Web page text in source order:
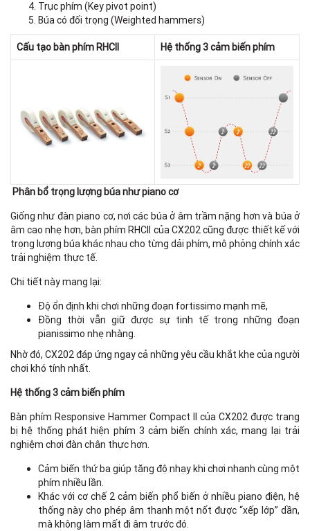
Trục phím (Key pivot point)
Búa có đối trọng (Weighted hammers)
Cấu tạo bàn phím RHCII Hệ thống 3 cảm biến phím
Phân bổ trọng lượng búa như piano cơ
Giống như đàn piano cơ, nơi các búa ở âm trầm nặng hơn và búa ở
âm cao nhẹ hơn, bàn phím RHCII của CX202 cũng được thiết kế với
trọng lượng búa khác nhau cho từng dải phím, mô phỏng chính xác
trải nghiệm thực tế.
Chi tiết này mang lại:
Độ ổn định khi chơi những đoạn fortissimo mạnh mẽ,
Đồng thời vẫn giữ được sự tinh tế trong những đoạn
pianissimo nhẹ nhàng.
Nhờ đó, CX202 đáp ứng ngay cả những yêu cầu khắt khe của người
chơi khó tính nhất.
Hệ thống 3 cảm biến phím
Bàn phím Responsive Hammer Compact II của CX202 được trang
bị hệ thống phát hiện phím 3 cảm biến chính xác, mang lại trải
nghiệm chơi đàn chân thực hơn.
Cảm biến thứ ba giúp tăng độ nhạy khi chơi nhanh cùng một
phím nhiều lần.
Khác với cơ chế 2 cảm biến phổ biến ở nhiều piano điện, hệ
thống này cho phép âm thanh một nốt được “xếp lớp” dần,
mà không làm mất đi âm trước đó.